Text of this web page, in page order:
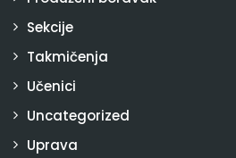
Sekcije
Takmičenja
Učenici
Uncategorized
Uprava